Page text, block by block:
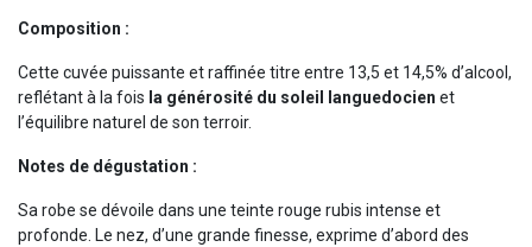
Composition :
Cette cuvée puissante et raffinée titre entre 13,5 et 14,5% d’alcool,
reflétant à la fois la générosité du soleil languedocien et
l’équilibre naturel de son terroir.
Notes de dégustation :
Sa robe se dévoile dans une teinte rouge rubis intense et
profonde. Le nez, d’une grande finesse, exprime d’abord des